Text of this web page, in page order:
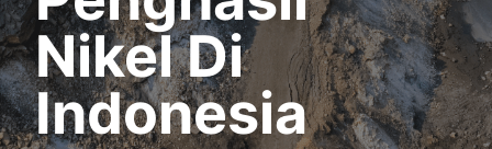
Nikel Di
Indonesia